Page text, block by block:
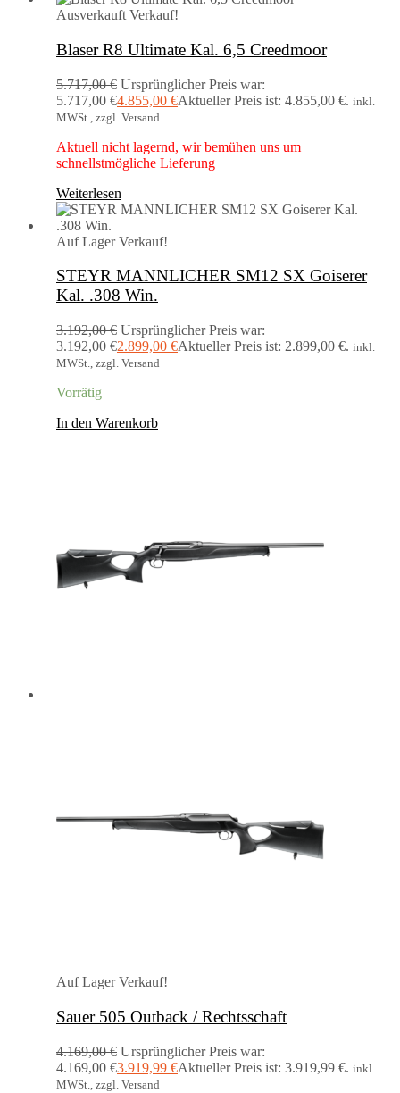
Ausverkauft Verkauf!
Blaser R8 Ultimate Kal. 6,5 Creedmoor
5.717,00€ Ursprünglicher Preis war:
5.717,00 €4.855,00 €Aktueller Preis ist: 4.855,00 €. inkl.
MWSt., zzgl. Versand
Aktuell nicht lagernd, wir bemühen uns um
schnellstmögliche Lieferung
Weiterlesen
Auf Lager Verkauf!
STEYR MANNLICHER SM12 SX Goiserer
Kal. .308 Win.
3.192,00€ Ursprünglicher Preis war:
3.192,00 €2.899,00 €Aktueller Preis ist: 2.899,00 €. inkl.
MWSt., zzgl. Versand
Vorrätig
In den Warenkorb
Auf Lager Verkauf!
Sauer 505 Outback / Rechtsschaft
4.169,00€ Ursprünglicher Preis war:
4.169,00 €3.919,99 €Aktueller Preis ist: 3.919,99 €. inkl.
MWSt., zzgl. Versand